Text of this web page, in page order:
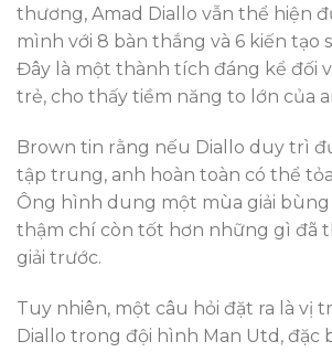
thương, Amad Diallo vẫn thể hiện
mình với 8 bàn thắng và 6 kiến tạo
Đây là một thành tích đáng kể đối
trẻ, cho thấy tiềm năng to lớn của
Brown tin rằng nếu Diallo duy trì
tập trung, anh hoàn toàn có thể
Ông hình dung một mùa giải bùng
thậm chí còn tốt hơn những gì đã
giải trước.
Tuy nhiên, một câu hỏi đặt ra là vị
Diallo trong đội hình Man Utd, đặc